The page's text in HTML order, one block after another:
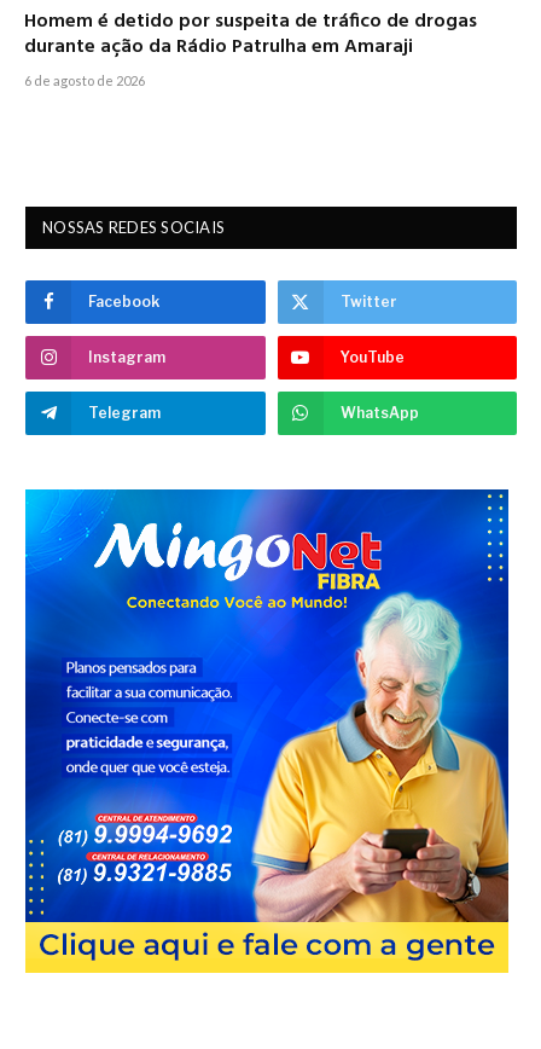
Homem é detido por suspeita de tráfico de drogas
durante ação da Rádio Patrulha em Amaraji
6 de agosto de 2026
NOSSAS REDES SOCIAIS
Facebook Twitter
Instagram YouTube
Telegram WhatsApp